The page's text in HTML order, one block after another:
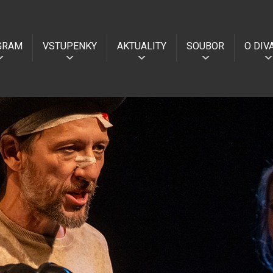
VSTUPENKY AKTUALITY SOUBOR O